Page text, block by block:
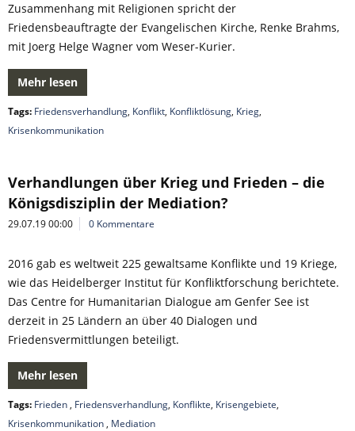
Zusammenhang mit Religionen spricht der
Friedensbeauftragte der Evangelischen Kirche, Renke Brahms,
mit Joerg Helge Wagner vom Weser-Kurier.
Mehr lesen
Tags: Friedensverhandlung, Konflikt, Konfliktlösung, Krieg,
Krisenkommunikation
Verhandlungen über Krieg und Frieden – die
Königsdisziplin der Mediation?
29.07.19 00:00 0 Kommentare
2016 gab es weltweit 225 gewaltsame Konflikte und 19 Kriege,
wie das Heidelberger Institut für Konfliktforschung berichtete.
Das Centre for Humanitarian Dialogue am Genfer See ist
derzeit in 25 Ländern an über 40 Dialogen und
Friedensvermittlungen beteiligt.
Mehr lesen
Tags: Frieden, Friedensverhandlung, Konflikte, Krisengebiete,
Krisenkommunikation, Mediation